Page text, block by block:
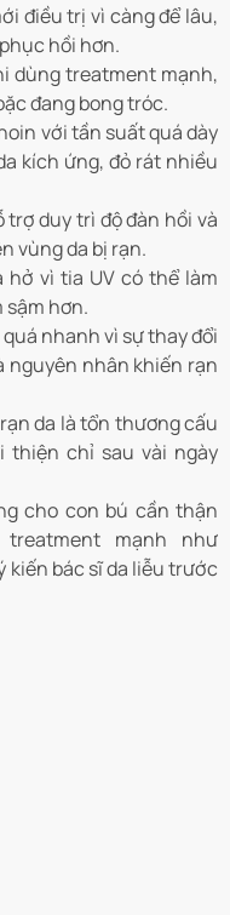
điều trị vì càng để lâu,
hồi hơn.
dùng treatment mạnh,
đang bong tróc.
với tần suất quá dày
kích ứng, đỏ rát nhiều
trợ duy trì độ đàn hồi và
vùng da bị rạn.
hở vì tia UV có thể làm
sậm hơn.
nhanh vì sự thay đổi
nhân khiến rạn
da là tổn thương cấu
thiện chỉ sau vài ngày
cho con bú cần thận
mạnh như
kiến bác sĩ da liễu trước